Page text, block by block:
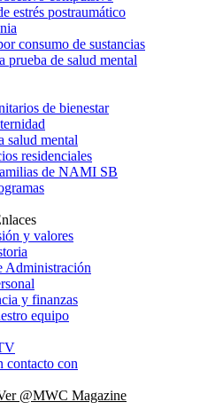
estrés postraumático
consumo de sustancias
prueba de salud mental
de bienestar
salud mental
residenciales
de NAMI SB
y valores
Administración
y finanzas
equipo
contacto con
@MWC Magazine